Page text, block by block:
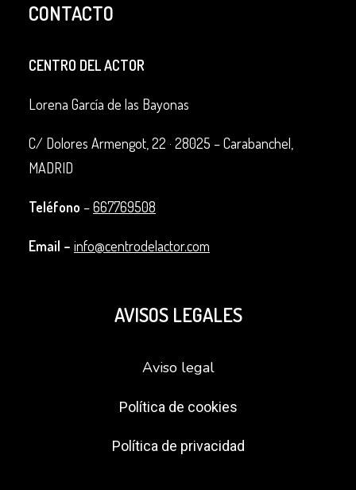
CONTACTO
CENTRO DEL ACTOR
Lorena García de las Bayonas
C/ Dolores Armengot, 22 · 28025 – Carabanchel,
MADRID
Teléfono –667769508
Email – info@centrodelactor.com
AVISOS LEGALES
Aviso legal
Política de cookies
Política de privacidad